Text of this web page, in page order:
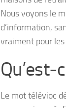
Nous voyons le
d’information,
vraiment pour
Qu’est-
Le mot télévioc